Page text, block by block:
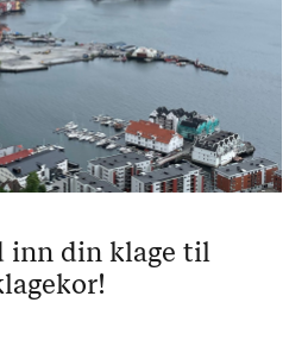
inn din klage til